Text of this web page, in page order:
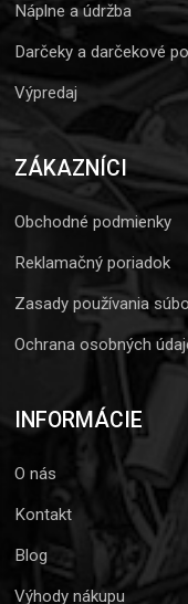
Náplne a údržba
Darčeky a darčekové
Výpredaj
ZÁKAZNÍCI
Obchodné podmienky
Reklamačný poriadok
Zasady používania
Ochrana osobných
INFORMÁCIE
O nás
Kontakt
Blog
Výhody nákupu